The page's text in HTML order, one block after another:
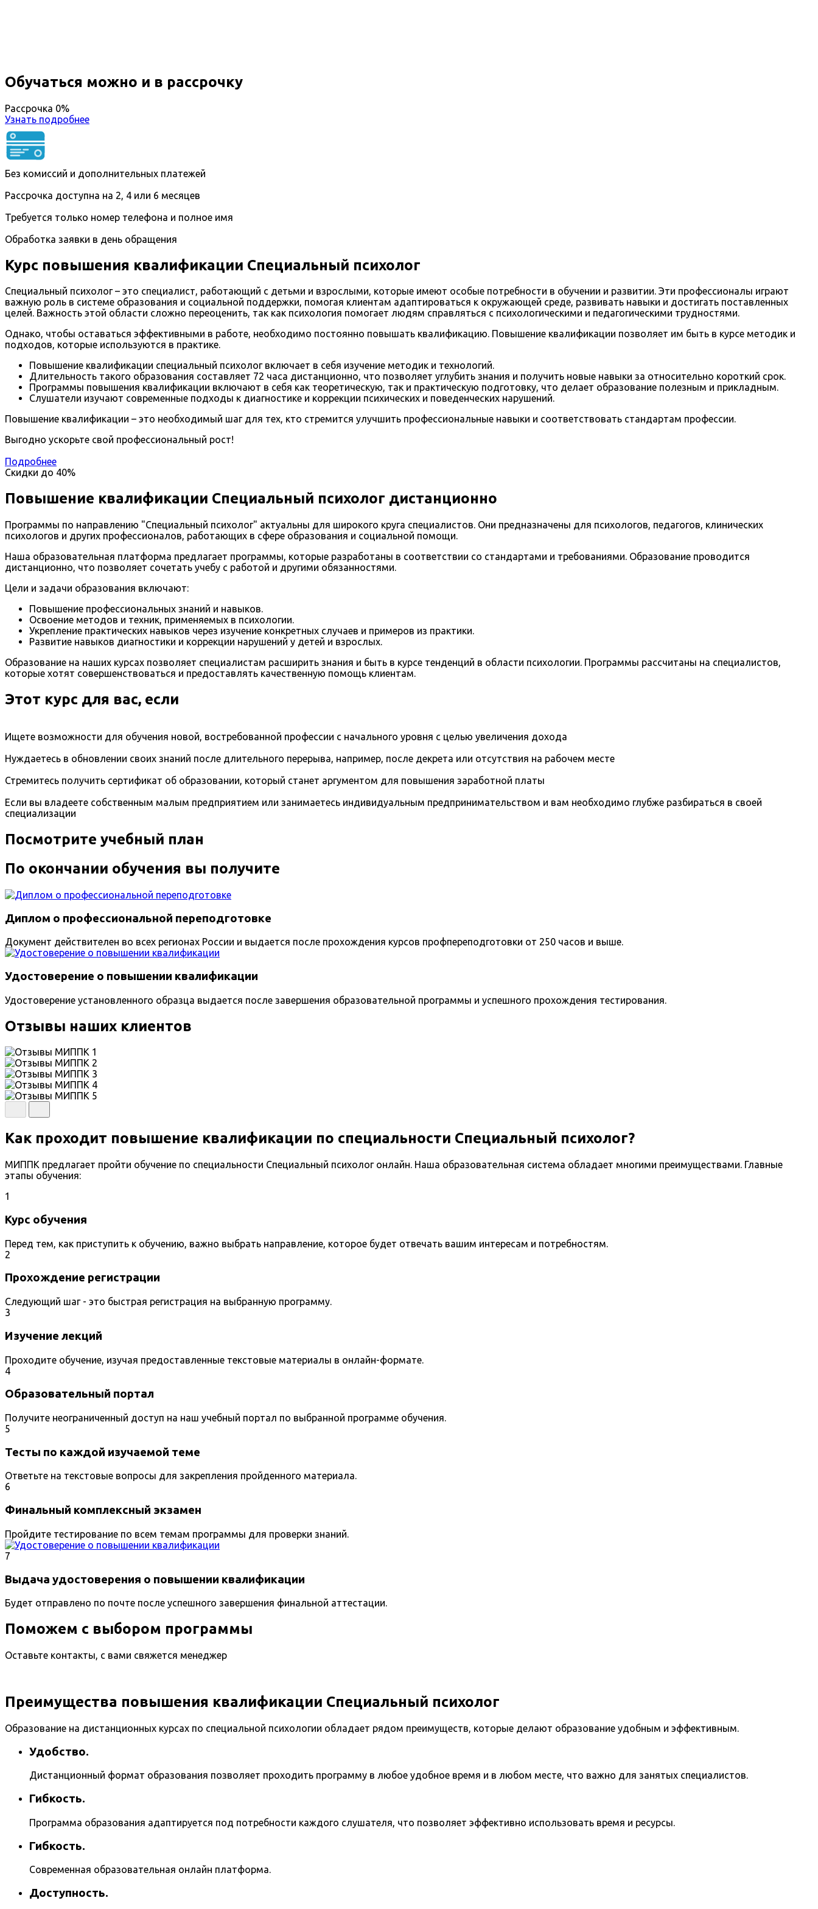
Обучаться можно и в рассрочку
Рассрочка 0%
Узнать подробнее
Без комиссий и дополнительных платежей
Рассрочка доступна на 2, 4 или 6 месяцев
Требуется только номер телефона и полное имя
Обработка заявки в день обращения
Курс повышения квалификации Специальный психолог
Специальный психолог – это специалист, работающий с детьми и взрослыми, которые имеют особые потребности в обучении и развитии. Эти профессионалы играют
важную роль в системе образования и социальной поддержки, помогая клиентам адаптироваться к окружающей среде, развивать навыки и достигать поставленных
целей. Важность этой области сложно переоценить, так как психология помогает людям справляться с психологическими и педагогическими трудностями.
Однако, чтобы оставаться эффективными в работе, необходимо постоянно повышать квалификацию. Повышение квалификации позволяет им быть в курсе методик и
подходов, которые используются в практике.
Повышение квалификации специальный психолог включает в себя изучение методик и технологий.
Длительность такого образования составляет 72 часа дистанционно, что позволяет углубить знания и получить новые навыки за относительно короткий срок.
Программы повышения квалификации включают в себя как теоретическую, так и практическую подготовку, что делает образование полезным и прикладным.
Слушатели изучают современные подходы к диагностике и коррекции психических и поведенческих нарушений.
Повышение квалификации – это необходимый шаг для тех, кто стремится улучшить профессиональные навыки и соответствовать стандартам профессии.
Выгодно ускорьте свой профессиональный рост!
Подробнее
Скидки до 40%
Повышение квалификации Специальный психолог дистанционно
Программы по направлению "Специальный психолог" актуальны для широкого круга специалистов. Они предназначены для психологов, педагогов, клинических
психологов и других профессионалов, работающих в сфере образования и социальной помощи.
Наша образовательная платформа предлагает программы, которые разработаны в соответствии со стандартами и требованиями. Образование проводится
дистанционно, что позволяет сочетать учебу с работой и другими обязанностями.
Цели и задачи образования включают:
Повышение профессиональных знаний и навыков.
Освоение методов и техник, применяемых в психологии.
Укрепление практических навыков через изучение конкретных случаев и примеров из практики.
Развитие навыков диагностики и коррекции нарушений у детей и взрослых.
Образование на наших курсах позволяет специалистам расширить знания и быть в курсе тенденций в области психологии. Программы рассчитаны на специалистов,
которые хотят совершенствоваться и предоставлять качественную помощь клиентам.
Этот курс для вас, если
Ищете возможности для обучения новой, востребованной профессии с начального уровня с целью увеличения дохода
Нуждаетесь в обновлении своих знаний после длительного перерыва, например, после декрета или отсутствия на рабочем месте
Стремитесь получить сертификат об образовании, который станет аргументом для повышения заработной платы
Если вы владеете собственным малым предприятием или занимаетесь индивидуальным предпринимательством и вам необходимо глубже разбираться в своей
специализации
Посмотрите учебный план
По окончании обучения вы получите
Диплом о профессиональной переподготовке
Документ действителен во всех регионах России и выдается после прохождения курсов профпереподготовки от 250 часов и выше.
Удостоверение о повышении квалификации
Удостоверение установленного образца выдается после завершения образовательной программы и успешного прохождения тестирования.
Отзывы наших клиентов
Как проходит повышение квалификации по специальности Специальный психолог?
МИППК предлагает пройти обучение по специальности Специальный психолог онлайн. Наша образовательная система обладает многими преимуществами. Главные
этапы обучения:
1
Курс обучения
Перед тем, как приступить к обучению, важно выбрать направление, которое будет отвечать вашим интересам и потребностям.
2
Прохождение регистрации
Следующий шаг - это быстрая регистрация на выбранную программу.
3
Изучение лекций
Проходите обучение, изучая предоставленные текстовые материалы в онлайн-формате.
4
Образовательный портал
Получите неограниченный доступ на наш учебный портал по выбранной программе обучения.
5
Тесты по каждой изучаемой теме
Ответьте на текстовые вопросы для закрепления пройденного материала.
6
Финальный комплексный экзамен
Пройдите тестирование по всем темам программы для проверки знаний.
7
Выдача удостоверения о повышении квалификации
Будет отправлено по почте после успешного завершения финальной аттестации.
Поможем с выбором программы
Оставьте контакты, с вами свяжется менеджер
Преимущества повышения квалификации Специальный психолог
Образование на дистанционных курсах по специальной психологии обладает рядом преимуществ, которые делают образование удобным и эффективным.
Удобство.
Дистанционный формат образования позволяет проходить программу в любое удобное время и в любом месте, что важно для занятых специалистов.
Гибкость.
Программа образования адаптируется под потребности каждого слушателя, что позволяет эффективно использовать время и ресурсы.
Гибкость.
Современная образовательная онлайн платформа.
Доступность.